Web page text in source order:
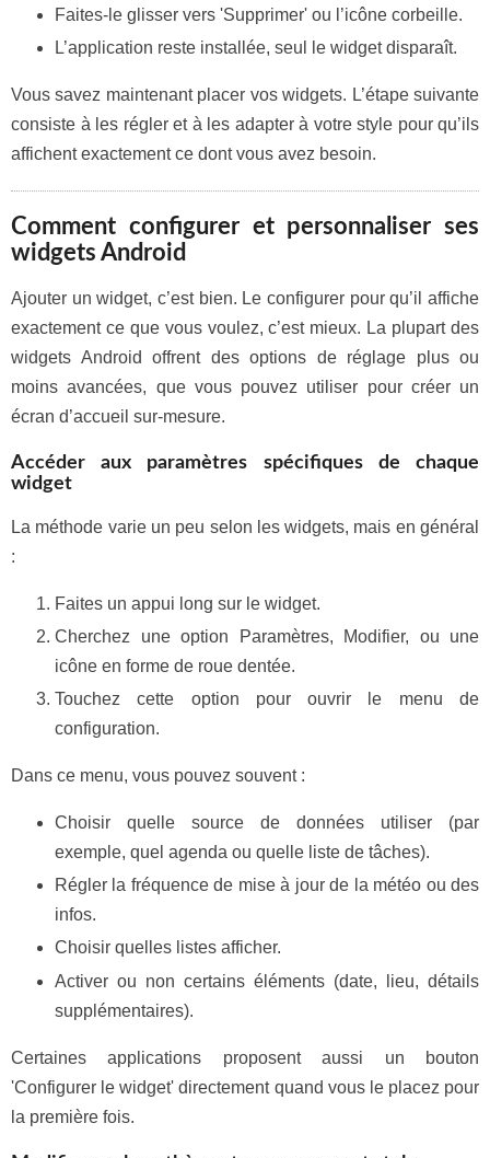
Faites-le glisser vers 'Supprimer' ou l’icône corbeille.
L’application reste installée, seul le widget disparaît.
Vous savez maintenant placer vos widgets. L’étape suivante
consiste à les régler et à les adapter à votre style pour qu’ils
affichent exactement ce dont vous avez besoin.
Comment configurer et personnaliser ses
widgets Android
Ajouter un widget, c’est bien. Le configurer pour qu’il affiche
exactement ce que vous voulez, c’est mieux. La plupart des
widgets Android offrent des options de réglage plus ou
moins avancées, que vous pouvez utiliser pour créer un
écran d’accueil sur-mesure.
Accéder aux paramètres spécifiques de chaque
widget
La méthode varie un peu selon les widgets, mais en général
:
Faites un appui long sur le widget.
Cherchez une option Paramètres, Modifier, ou une
icône en forme de roue dentée.
Touchez cette option pour ouvrir le menu de
configuration.
Dans ce menu, vous pouvez souvent :
Choisir quelle source de données utiliser (par
exemple, quel agenda ou quelle liste de tâches).
Régler la fréquence de mise à jour de la météo ou des
infos.
Choisir quelles listes afficher.
Activer ou non certains éléments (date, lieu, détails
supplémentaires).
Certaines applications proposent aussi un bouton
'Configurer le widget' directement quand vous le placez pour
la première fois.